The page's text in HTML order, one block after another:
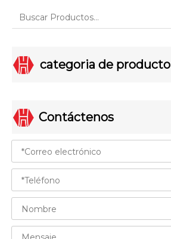
categoria de producto
Contáctenos